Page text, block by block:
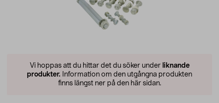
Vi hoppas att du hittar det du söker under liknande
produkter. Information om den utgångna produkten
finns längst ner på den här sidan.